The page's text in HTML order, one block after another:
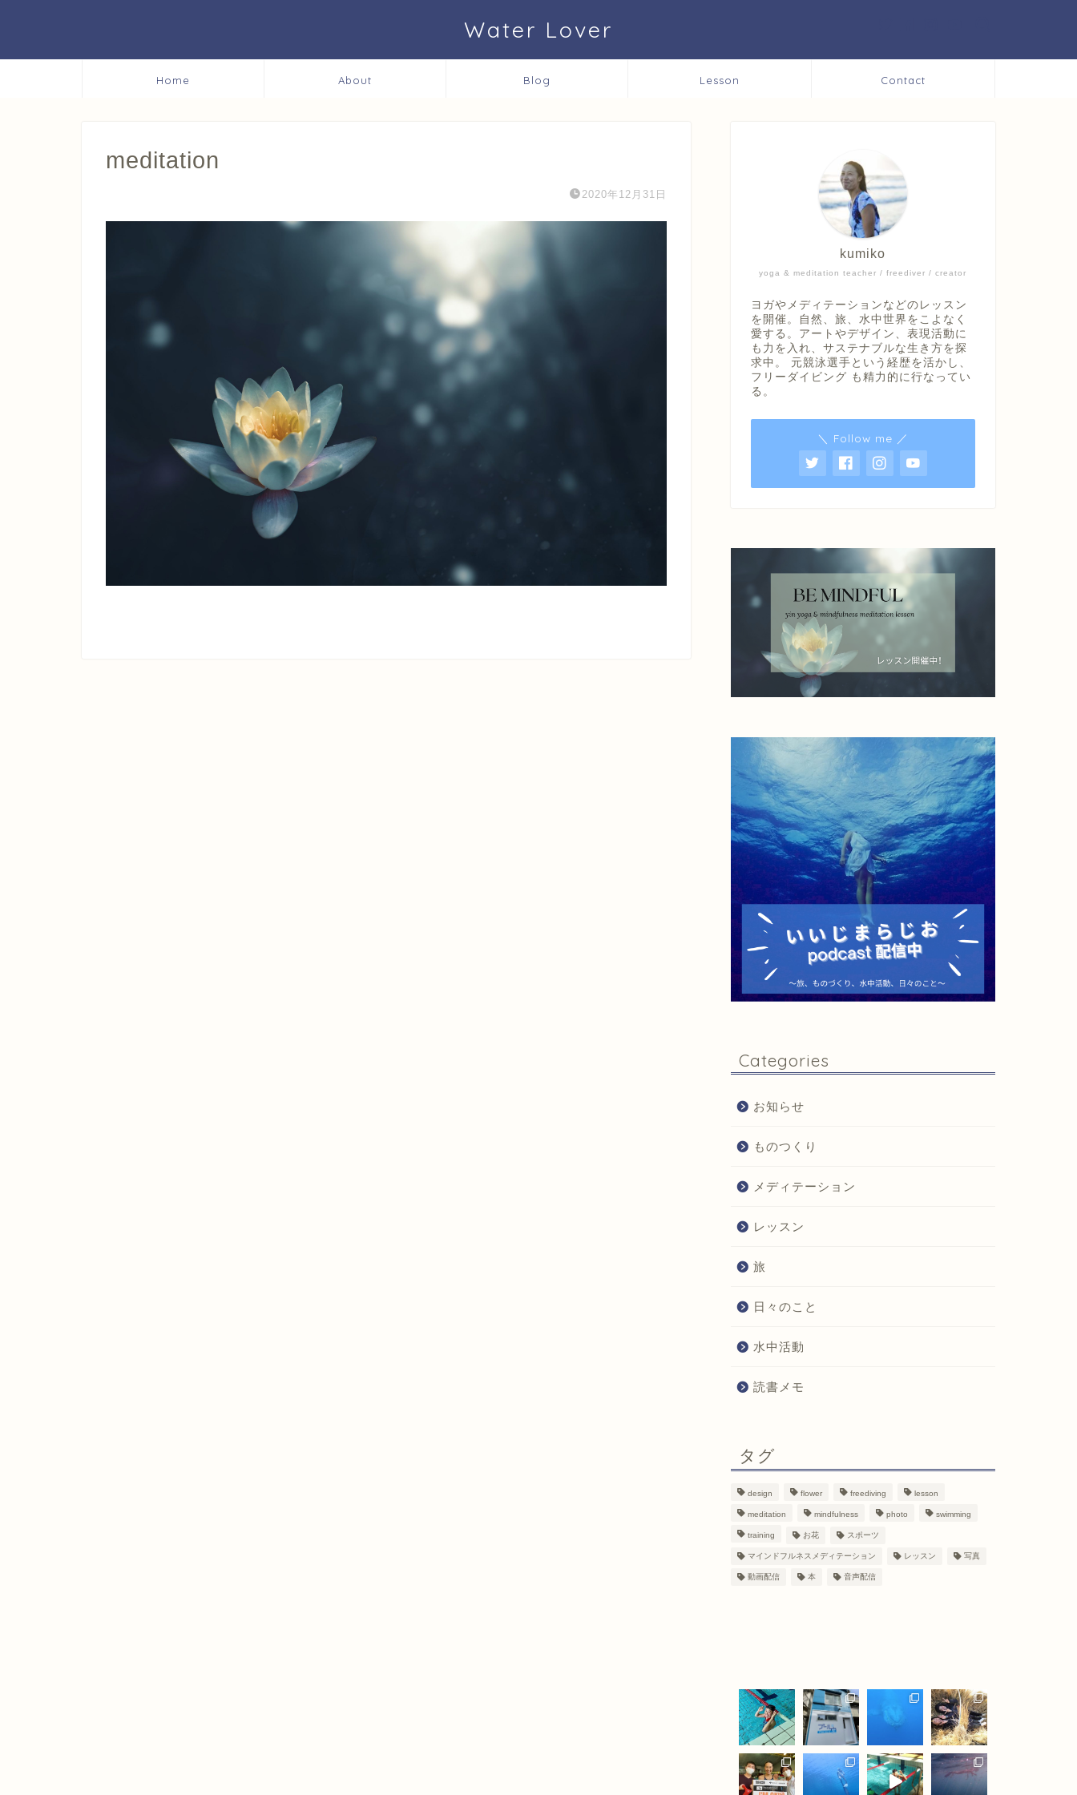
Water Lover
Home About Blog Lesson Contact
meditation
2020年12月31日
yoga & meditation teacher / freediver / creator
kumiko
ヨガやメディテーションなどのレッスン
を開催。自然、旅、水中世界をこよなく
愛する。アートやデザイン、表現活動に
も力を入れ、サステナブルな生き方を探
求中。 元競泳選手という経歴を活かし、
フリーダイビング も精力的に行なってい
る。
＼ Follow me ／
Categories
お知らせ
ものつくり
メディテーション
レッスン
旅
日々のこと
水中活動
読書メモ
タグ
design flower freediving lesson
meditation mindfulness photo swimming
training お花 スポーツ
マインドフルネスメディテーション レッスン 写真
動画配信 本 音声配信